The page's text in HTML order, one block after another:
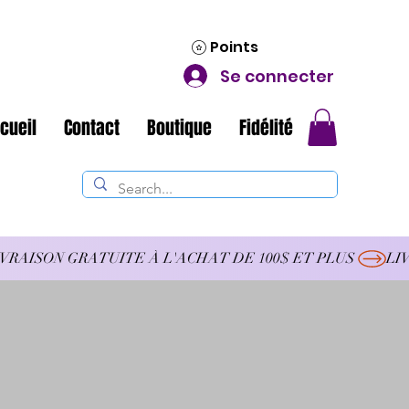
Se connecter
Points
Contact Boutique Fidélité